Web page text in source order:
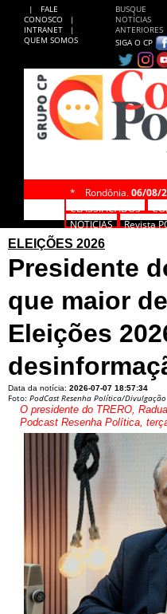
|
FALE
CONOSCO
|
INTRANET
|
QUEM SOMOS
BUSQUE
NOTÍCIAS
ANTERIORES
SIGA O CP
* Rondônia, 06/08/
CLASSIFICADOS
NOTÍCIAS
Revista
ELEIÇÕES 2026
Presidente
que maior
Eleições
Data da notícia: 2026-07-07 18:57:34
Foto: PodCast Resenha Política/Divulgação
O presidente do TRERO,
Podcast Resenha Política,